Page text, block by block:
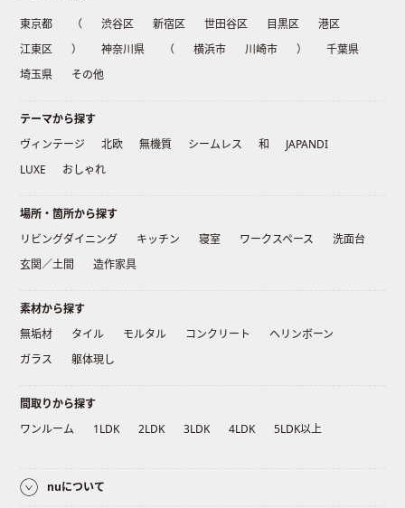
東京都 （ 渋谷区 新宿区 世田谷区 目黒区
港区
江東区
） 神奈川県 （ 横浜市 川崎市 ）
千葉県
埼玉県
その他
テーマから探す
ヴィンテージ
北欧 無機質 シームレス 和
JAPANDI
LUXE
おしゃれ
場所・箇所から探す
リビングダイニング
キッチン 寝室 ワークスペース
洗面台
玄関／土間
造作家具
素材から探す
無垢材
タイル モルタル コンクリート
ヘリンボーン
ガラス
躯体現し
間取りから探す
ワンルーム
1LDK 2LDK 3LDK 4LDK 5LDK以上
nuについて